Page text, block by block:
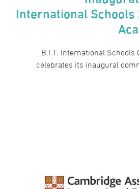
International
B.I.T. International
celebrates its inaugural